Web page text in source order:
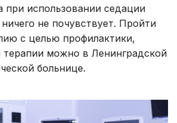
использовании седации
не почувствует. Пройти
с целью профилактики,
терапии можно в Ленинградской
больнице.